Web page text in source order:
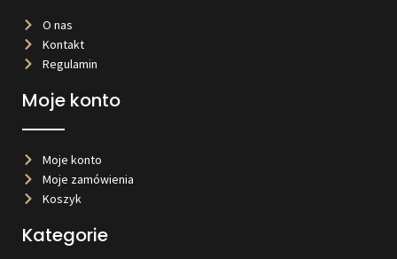
O nas
Kontakt
Regulamin
Moje konto
Moje konto
Moje zamówienia
Koszyk
Kategorie